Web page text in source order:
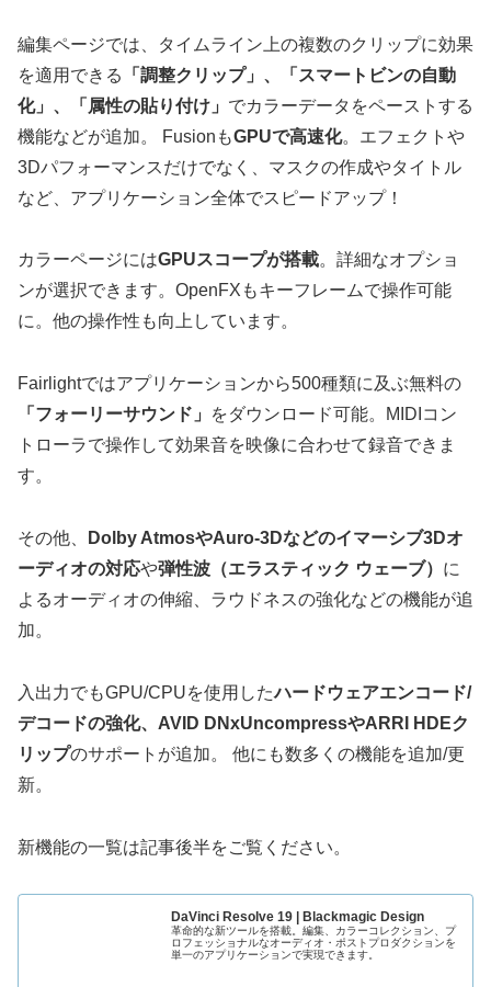
編集ページでは、タイムライン上の複数のクリップに効果
を適用できる
「調整クリップ」、「スマートビンの自動
化」、「属性の貼り付け」 でカラーデータをペーストする
機能などが追加。 FusionもGPUで高速化。エフェクトや
3Dパフォーマンスだけでなく、マスクの作成やタイトル
など、アプリケーション全体でスピードアップ！
カラーページにはGPUスコープが搭載。詳細なオプショ
ンが選択できます。OpenFXもキーフレームで操作可能
に。他の操作性も向上しています。
Fairlightではアプリケーションから500種類に及ぶ無料の
「フォーリーサウンド」
をダウンロード可能。MIDIコン
トローラで操作して効果音を映像に合わせて録音できま
す。
その他、
Dolby AtmosやAuro-3Dなどのイマーシブ3Dオ
ーディオの対応や弾性波（エラスティック ウェーブ） に
よるオーディオの伸縮、ラウドネスの強化などの機能が追
加。
入出力でもGPU/CPUを使用したハードウェアエンコード/
デコードの強化、AVID DNxUncompressやARRI HDEク
リップのサポートが追加。 他にも数多くの機能を追加/更
新。
新機能の一覧は記事後半をご覧ください。
DaVinci Resolve 19 | Blackmagic Design
革命的な新ツールを搭載。編集、カラーコレクション、プ
ロフェッショナルなオーディオ・ポストプロダクションを
単一のアプリケーションで実現できます。